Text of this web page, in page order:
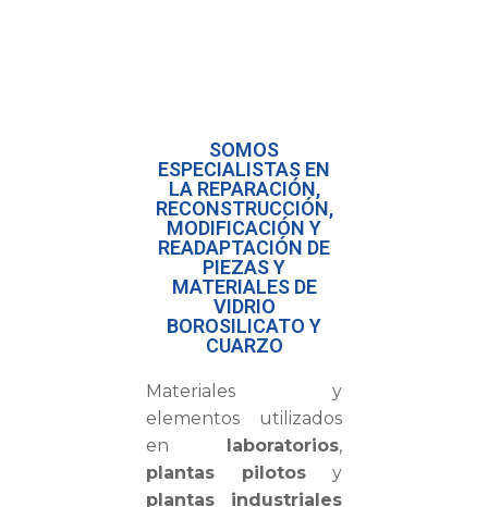
SOMOS
ESPECIALISTAS EN
LA REPARACIÓN,
RECONSTRUCCIÓN,
MODIFICACIÓN Y
READAPTACIÓN DE
PIEZAS Y
MATERIALES DE
VIDRIO
BOROSILICATO Y
CUARZO
Materiales y
elementos utilizados
en laboratorios,
plantas pilotos y
plantas industriales